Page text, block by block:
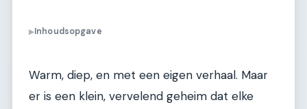
▶Inhoudsopgave
Warm, diep, en met een eigen verhaal. Maar
er is een klein, vervelend geheim dat elke